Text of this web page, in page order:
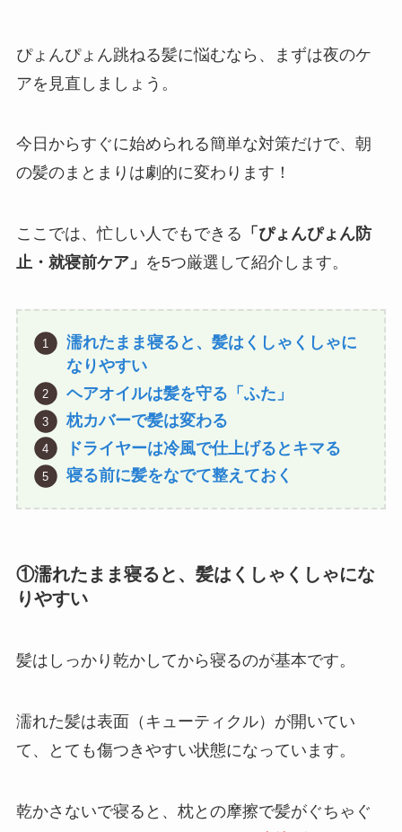
ぴょんぴょん跳ねる髪に悩むなら、まずは夜のケ
アを見直しましょう。
今日からすぐに始められる簡単な対策だけで、朝
の髪のまとまりは劇的に変わります！
ここでは、忙しい人でもできる 「ぴょんぴょん防
止・就寝前ケア」 を5つ厳選して紹介します。
濡れたまま寝ると、髪はくしゃくしゃに
なりやすい
ヘアオイルは髪を守る「ふた」
枕カバーで髪は変わる
ドライヤーは冷風で仕上げるとキマる
寝る前に髪をなでて整えておく
①濡れたまま寝ると、髪はくしゃくしゃにな
りやすい
髪はしっかり乾かしてから寝るのが基本です。
濡れた髪は表面（キューティクル）が開いてい
て、とても傷つきやすい状態になっています。
乾かさないで寝ると、枕との摩擦で髪がぐちゃぐ